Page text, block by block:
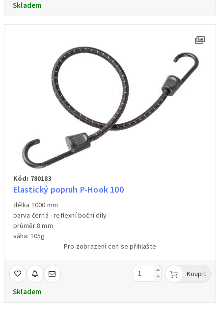
Skladem
Kód: 780183
Elastický popruh P-Hook 100
délka 1000 mm
barva černá - reflexní boční díly
průměr 8 mm
váha: 105g
Pro zobrazení cen se přihlašte
Skladem
Koupit